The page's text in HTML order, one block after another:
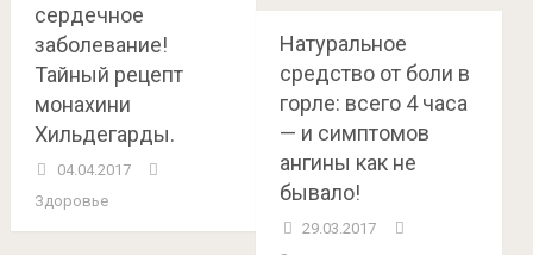
сердечное
заболевание!
Тайный рецепт
монахини
Хильдегарды.
04.04.2017
Здоровье
Натуральное
средство от боли в
горле: всего 4 часа
— и симптомов
ангины как не
бывало!
29.03.2017